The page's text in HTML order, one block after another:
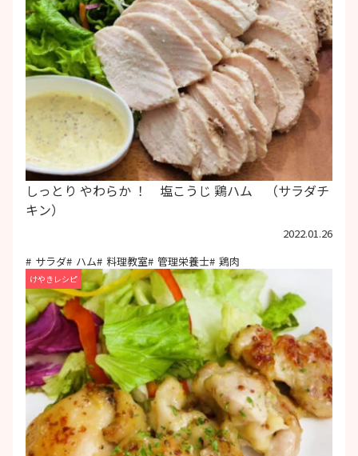
しっとり やわらか ！ 塩こうじ 鶏ハム （サラダチ
キン）
2022.01.26
サラダ
ハム 料理教室 管理栄養士 鶏肉
けやきレシピ